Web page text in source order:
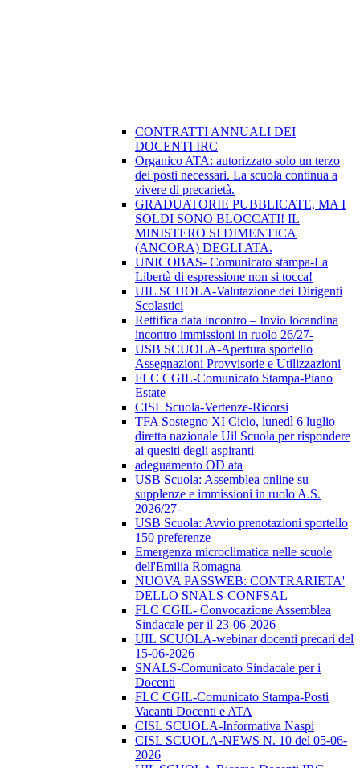
CONTRATTI ANNUALI DEI
DOCENTI IRC
Organico ATA: autorizzato solo un terzo
dei posti necessari. La scuola continua a
vivere di precarietà.
GRADUATORIE PUBBLICATE, MA I
SOLDI SONO BLOCCATI! IL
MINISTERO SI DIMENTICA
(ANCORA) DEGLI ATA.
UNICOBAS- Comunicato stampa-La
Libertà di espressione non si tocca!
UIL SCUOLA-Valutazione dei Dirigenti
Scolastici
Rettifica data incontro – Invio locandina
incontro immissioni in ruolo 26/27-
USB SCUOLA-Apertura sportello
Assegnazioni Provvisorie e Utilizzazioni
FLC CGIL-Comunicato Stampa-Piano
Estate
CISL Scuola-Vertenze-Ricorsi
TFA Sostegno XI Ciclo, lunedì 6 luglio
diretta nazionale Uil Scuola per rispondere
ai quesiti degli aspiranti
adeguamento OD ata
USB Scuola: Assemblea online su
supplenze e immissioni in ruolo A.S.
2026/27-
USB Scuola: Avvio prenotazioni sportello
150 preferenze
Emergenza microclimatica nelle scuole
dell'Emilia Romagna
NUOVA PASSWEB: CONTRARIETA'
DELLO SNALS-CONFSAL
FLC CGIL- Convocazione Assemblea
Sindacale per il 23-06-2026
UIL SCUOLA-webinar docenti precari del
15-06-2026
SNALS-Comunicato Sindacale per i
Docenti
FLC CGIL-Comunicato Stampa-Posti
Vacanti Docenti e ATA
CISL SCUOLA-Informativa Naspi
CISL SCUOLA-NEWS N. 10 del 05-06-
2026